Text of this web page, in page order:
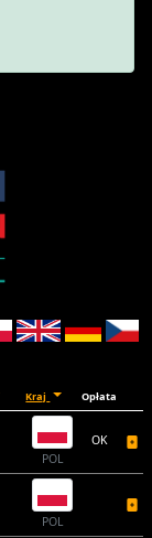
Kraj Opłata
POL
OK
POL